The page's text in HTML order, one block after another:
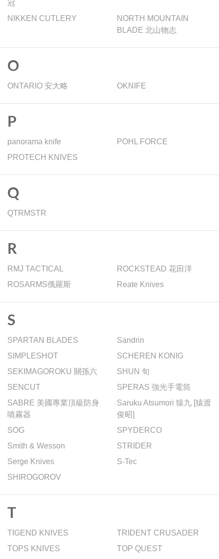
冠
NIKKEN CUTLERY
NORTH MOUNTAIN
BLADE 北山物志
O
ONTARIO 安大略 OKNIFE
P
panorama knife
POHL FORCE
PROTECH KNIVES
Q
QTRMSTR
R
RMJ TACTICAL
ROCKSTEAD 花田洋
ROSARMS俄羅斯
Reate Knives
S
SPARTAN BLADES
Sandrin
SIMPLESHOT
SCHEREN KONIG
SEKIMAGOROKU 關孫六
SHUN 旬
SENCUT
SPERAS 強光手電筒
SABRE 美國專業頂級防身
噴霧器
Saruku Atsumori 猿九 [猿渡
俊昭]
SOG
SPYDERCO
Smith & Wesson
STRIDER
Serge Knives
S-Tec
SHIROGOROV
T
TIGEND KNIVES
TRIDENT CRUSADER
TOPS KNIVES
TOP QUEST